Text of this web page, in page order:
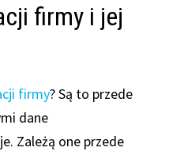
firmy i jej
firmy? Są to przede
dane
Zależą one przede